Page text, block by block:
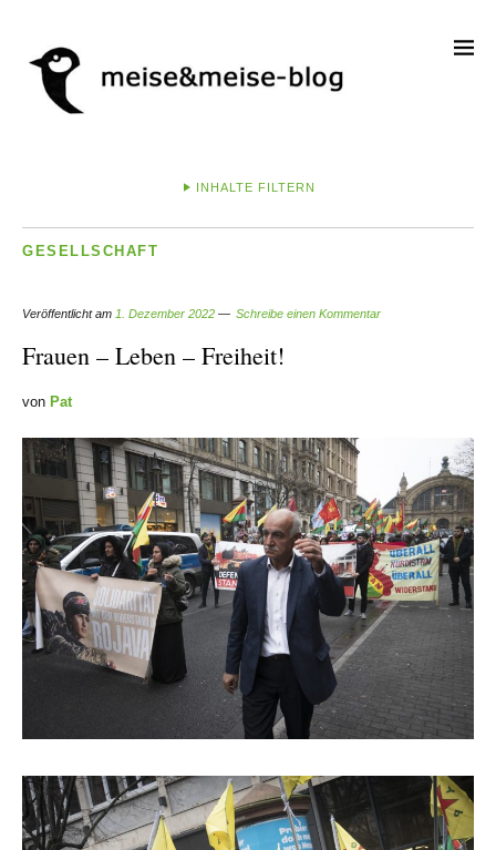
INHALTE FILTERN
GESELLSCHAFT
Veröffentlicht am 1. Dezember 2022 Schreibe einen Kommentar
Frauen – Leben – Freiheit!
von Pat